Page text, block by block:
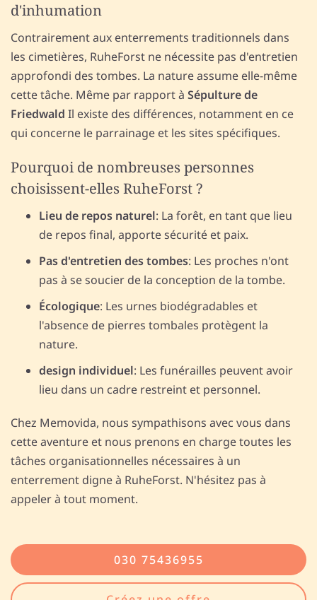
d'inhumation
Contrairement aux enterrements traditionnels dans
les cimetières, RuheForst ne nécessite pas d'entretien
approfondi des tombes. La nature assume elle-même
cette tâche. Même par rapport à Sépulture de
Friedwald Il existe des différences, notamment en ce
qui concerne le parrainage et les sites spécifiques.
Pourquoi de nombreuses personnes
choisissent-elles RuheForst ?
Lieu de repos naturel: La forêt, en tant que lieu
de repos final, apporte sécurité et paix.
Pas d'entretien des tombes: Les proches n'ont
pas à se soucier de la conception de la tombe.
Écologique: Les urnes biodégradables et
l'absence de pierres tombales protègent la
nature.
design individuel: Les funérailles peuvent avoir
lieu dans un cadre restreint et personnel.
Chez Memovida, nous sympathisons avec vous dans
cette aventure et nous prenons en charge toutes les
tâches organisationnelles nécessaires à un
enterrement digne à RuheForst. N'hésitez pas à
appeler à tout moment.
030 75436955